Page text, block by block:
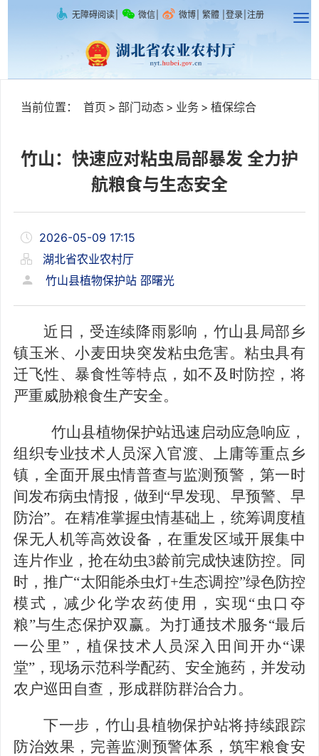
无障碍阅读 微信 微博 繁體 登录 注册
当前位置： 首页 > 部门动态 > 业务 > 植保综合
竹山：快速应对粘虫局部暴发 全力护
航粮食与生态安全
2026-05-09 17:15
湖北省农业农村厅
竹山县植物保护站 邵曙光
近日，受连续降雨影响，竹山县局部乡
镇玉米、小麦田块突发粘虫危害。粘虫具有
迁飞性、暴食性等特点，如不及时防控，将
严重威胁粮食生产安全。
竹山县植物保护站迅速启动应急响应，
组织专业技术人员深入官渡、上庸等重点乡
镇，全面开展虫情普查与监测预警，第一时
间发布病虫情报，做到 “早发现、早预警、早
防治”。在精准掌握虫情基础上 ， 统筹调度植
保无人机等高效设备，在重发区域开展集中
连片作业，抢在幼虫3龄前完成快速防控。同
时，推广“太阳能杀虫灯+生态调控”绿色防控
模式，减少化学农药使用，实现“虫口夺
粮”与生态保护双赢。 为打通技术服务“最后
一公里”，植保技术 人员深入田间开办“课
堂”，现场示范科学配药、安全施药，并发动
农户巡田自查，形成群防群治合力。
下一步，竹山县植物保护站将持续跟踪
防治效果，完善监测预警体系，筑牢粮食安